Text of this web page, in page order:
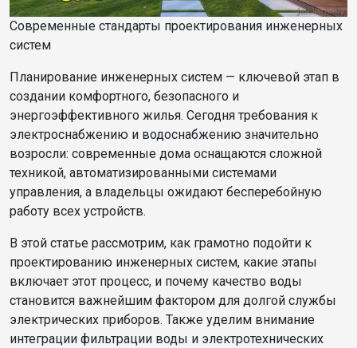
Современные стандарты проектирования инженерных
систем
Планирование инженерных систем — ключевой этап в
создании комфортного, безопасного и
энергоэффективного жилья. Сегодня требования к
электроснабжению и водоснабжению значительно
возросли: современные дома оснащаются сложной
техникой, автоматизированными системами
управления, а владельцы ожидают бесперебойную
работу всех устройств.
В этой статье рассмотрим, как грамотно подойти к
проектированию инженерных систем, какие этапы
включает этот процесс, и почему качество воды
становится важнейшим фактором для долгой службы
электрических приборов. Также уделим внимание
интеграции фильтрации воды и электротехнических